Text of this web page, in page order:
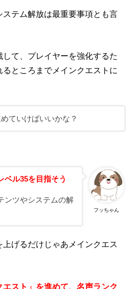
テム解放は最重要事項とも言
て、プレイヤーを強化するた
ところまでメインクエストに
ていけばいいかな？
フッちゃん
ベル35を目指そう
ンツやシステムの解
げるだけじゃあメインクエス
スト」を進めて、名声ランク